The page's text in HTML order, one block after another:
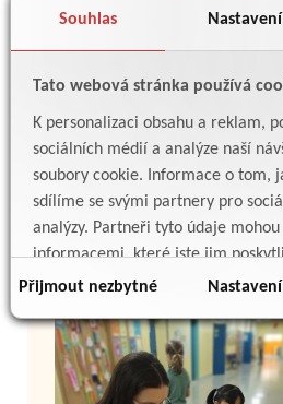
Souhlas Nastavení
Tato webová stránka používá
K personalizaci obsahu a reklam,
sociálních médií a analýze naší
soubory cookie. Informace o tom,
sdílíme se svými partnery pro
analýzy. Partneři tyto údaje
informacemi, které jste jim
důsledku toho, že používáte jejich
Přijmout nezbytné Nastavení